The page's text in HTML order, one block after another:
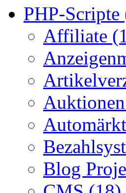
PHP-Scripte
Affiliate
Blog